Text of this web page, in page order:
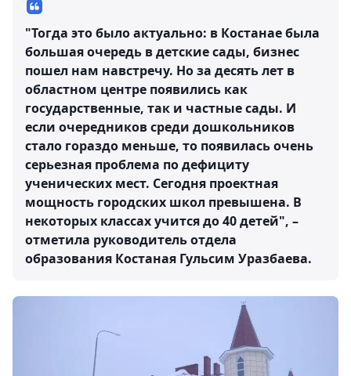
"Тогда это было актуально: в Костанае была
большая очередь в детские сады, бизнес
пошел нам навстречу. Но за десять лет в
областном центре появились как
государственные, так и частные сады. И
если очередников среди дошкольников
стало гораздо меньше, то появилась очень
серьезная проблема по дефициту
ученических мест. Сегодня проектная
мощность городских школ превышена. В
некоторых классах учится до 40 детей", –
отметила руководитель отдела
образования Костаная Гульсим Уразбаева.